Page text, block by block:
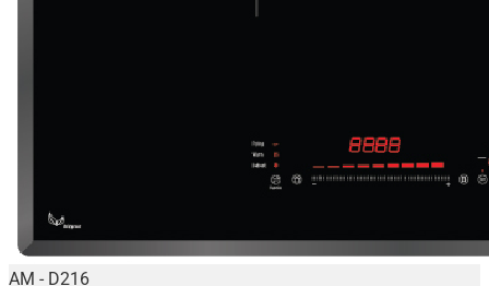
AM - D216